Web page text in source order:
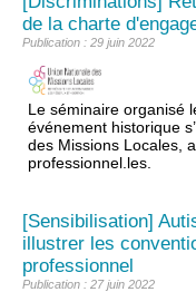
de la charte
Publication : 29 juin 2022
Le séminaire organisé
événement historique
des Missions Locales,
professionnel.les.
[Sensibilisation]
illustrer les
professionnel
Publication : 27 juin 2022